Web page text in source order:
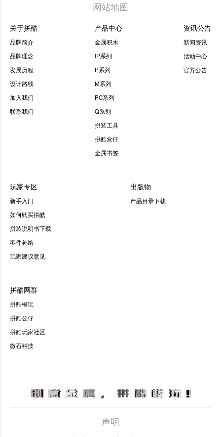
网站地图
关于拼酷
品牌简介
品牌理念
发展历程
设计路线
加入我们
联系我们
产品中心
金属积木
IP系列
P系列
M系列
PC系列
Q系列
拼装工具
拼酷盒仔
金属书签
资讯公告
新闻资讯
活动中心
官方公告
玩家专区
新手入门
如何购买拼酷
拼装说明书下载
零件补给
玩家建议意见
出版物
产品目录下载
拼酷网群
拼酷模玩
拼酷公仔
拼酷玩家社区
微石科技
声明